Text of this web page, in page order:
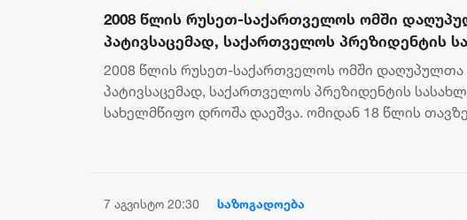
2008 წლის რუსეთ-საქართველოს ომში
პატივსაცემად, საქართველოს პრეზიდენტის
სახელმწიფო დროშა დაეშვა
2008 წლის რუსეთ-საქართველოს ომში დაღუპულთა
პატივსაცემად, საქართველოს პრეზიდენტის
სახელმწიფო დროშა დაეშვა. ომიდან 18 წლის
7 აგვისტო 20:30 საზოგადოება